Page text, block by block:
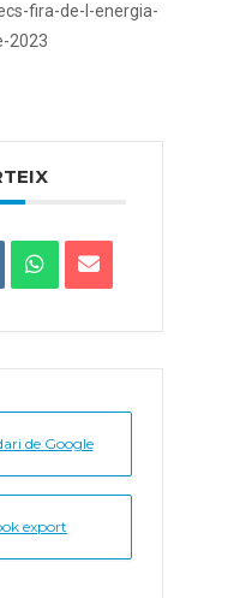
fira-de-l-energia-
2023
de Google
export